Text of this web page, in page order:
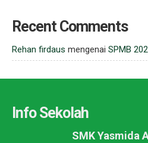
Recent Comments
Rehan firdaus mengenai SPMB
Info Sekolah
SMK Yasmida